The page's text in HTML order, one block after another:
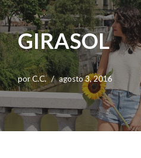
GIRASOL
porC.C. agosto 3, 2016